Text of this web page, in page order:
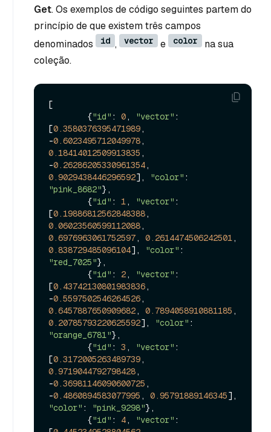
Get. Os exemplos de código seguintes partem do
princípio de que existem três campos
denominados
id , vector e color
na sua
coleção.
[
        {
"id" : 0, "vector" :
[0.3580376395471989,
-0.6023495712049978
0.18414012509913835 ,
-0.26286205330961354
0.9029438446296592], "color"
"pink_8682"},
        {
"id" : 1, "vector" :
[0.19886812562848388
0.06023560599112088
0.6976963061752597, 0.2614474506242501
0.838729485096104], "color"
"red_7025"},
        {
"id" : 2, "vector" :
[0.43742130801983836,
-0.5597502546264526
0.6457887650909682, 0.7894058910881185
0.20785793220625592], "color"
"orange_6781"},
        {
"id" : 3 , "vector" :
[0.3172005263489739
0.9719044792798428,
-0.36981146090600725 ,
-0.4860894583077995 , 0.95791889146345
"color" : "pink_9298"},
        {
"id" : 4, "vector" :